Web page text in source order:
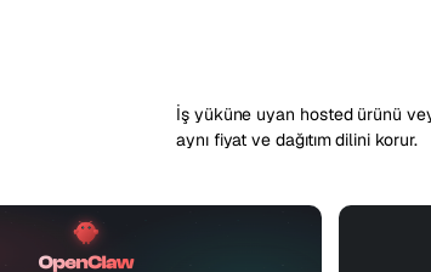
İş yüküne uyan hosted ürünü
aynı fiyat ve dağıtım dilini korur.